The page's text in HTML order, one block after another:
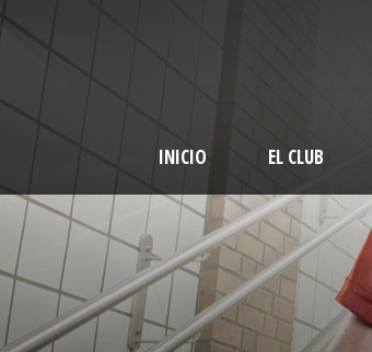
INICIO EL CLUB